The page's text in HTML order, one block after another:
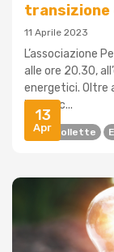
13
Apr
11 Aprile 2023
L’associazione
alle ore 20.30,
energetici.
il peso c...
Caro Bollette